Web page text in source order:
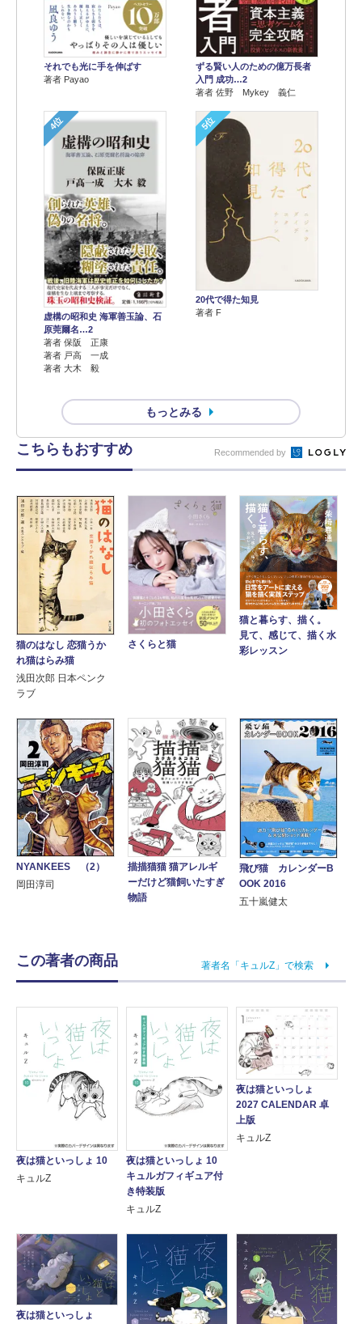
それでも光に手を伸ばす
著者 Payao
ずる賢い人のための億万長者
入門 成功…2
著者 佐野 Mykey 義仁
4位
虚構の昭和史 海軍善玉論、石
原莞爾名…2
著者 保阪 正康
著者 戸高 一成
著者 大木 毅
5位
20代で得た知見
著者 F
もっとみる
こちらもおすすめ Recommended by
猫のはなし 恋猫うか
れ猫はらみ猫
浅田次郎 日本ペンク
ラブ
さくらと猫
猫と暮らす、描く。
見て、感じて、描く水
彩レッスン
NYANKEES （2）
岡田淳司
描描猫猫 猫アレルギ
ーだけど猫飼いたすぎ
物語
飛び猫 カレンダーB
OOK 2016
五十嵐健太
この著者の商品 著者名「キュルZ」で検索
夜は猫といっしょ 10
キュルZ
夜は猫といっしょ 10
キュルガフィギュア付
き特装版
キュルZ
夜は猫といっしょ
2027 CALENDAR 卓
上版
キュルZ
夜は猫といっしょ